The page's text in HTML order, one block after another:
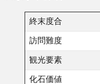
終末度合
訪問難度
観光要素
化石価値